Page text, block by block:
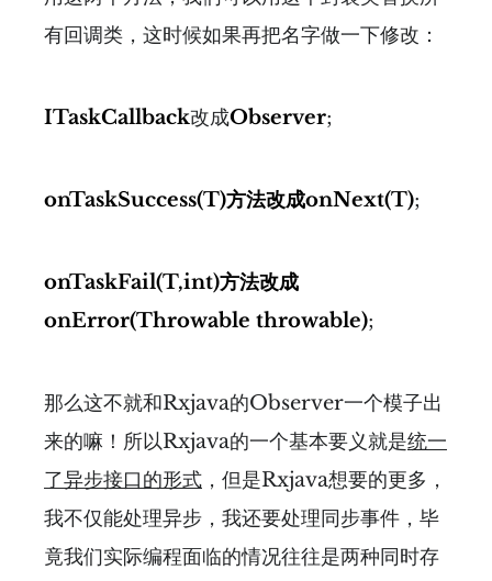
有回调类，这时候如果再把名字做一下修改：
ITaskCallback改成Observer;
onTaskSuccess(T)方法改成onNext(T);
onTaskFail(T,int)方法改成
onError(Throwable throwable);
那么这不就和Rxjava的Observer一个模子出
来的嘛！所以Rxjava的一个基本要义就是统一
了异步接口的形式 ，但是Rxjava想要的更多，
我不仅能处理异步，我还要处理同步事件，毕
竟我们实际编程面临的情况往往是两种同时存